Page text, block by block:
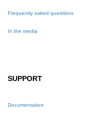
Frequently asked questions
In the media
SUPPORT
Documentation